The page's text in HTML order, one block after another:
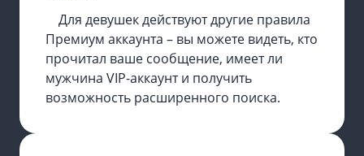
Для девушек действуют другие правила
Премиум аккаунта – вы можете видеть, кто
прочитал ваше сообщение, имеет ли
мужчина VIP-аккаунт и получить
возможность расширенного поиска.